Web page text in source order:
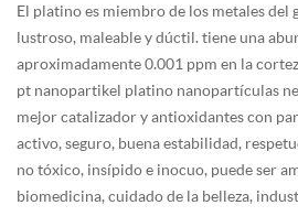
El platino es miembro de los metales del
lustroso, maleable y dúctil. tiene una
aproximadamente 0.001 ppm en la
pt nanopartikel platino nanopartículas
mejor catalizador y antioxidantes con
activo, seguro, buena estabilidad,
no tóxico, insípido e inocuo, puede ser
biomedicina, cuidado de la belleza,